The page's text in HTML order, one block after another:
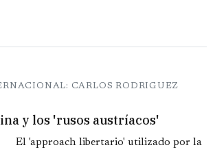
CARLOS RODRIGUEZ
y los 'rusos austríacos'
El 'approach libertario' utilizado por la